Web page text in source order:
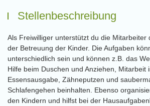
Stellenbeschreibung
Als Freiwilliger unterstützt du die Mitarbeiter
der Betreuung der Kinder. Die Aufgaben
unterschiedlich sein und können z.B. das
Hilfe beim Duschen und Anziehen, Mitarbeit
Essensausgabe, Zähneputzen und
Schlafengehen beinhalten. Ebenso
den Kindern und hilfst bei der